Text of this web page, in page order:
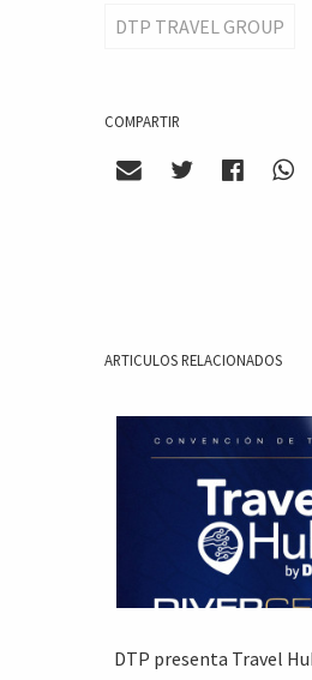
DTP TRAVEL GROUP
COMPARTIR
ARTICULOS RELACIONADOS
DTP presenta Travel